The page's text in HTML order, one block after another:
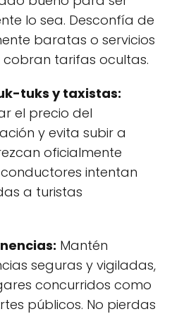
lo sea. Desconfía de
baratas o servicios
tarifas ocultas.
tuks y taxistas:
el precio del
y evita subir a
oficialmente
intentan
a turistas
Mantén
seguras y vigiladas,
concurridos como
públicos. No pierdas